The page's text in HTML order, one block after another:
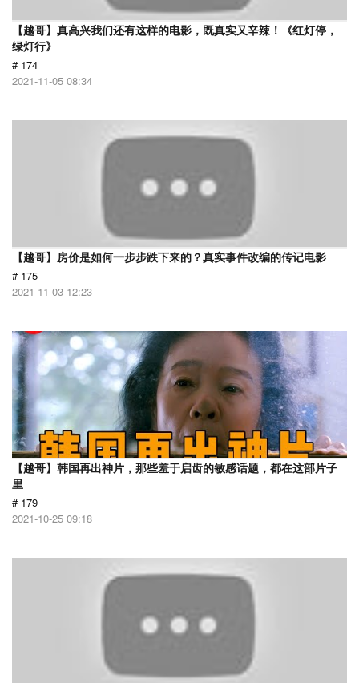
【越哥】真高兴我们还有这样的电影，既真实又辛辣！《红灯停，
绿灯行》
# 174
2021-11-05 08:34
【越哥】房价是如何一步步跌下来的？真实事件改编的传记电影
# 175
2021-11-03 12:23
【越哥】韩国再出神片，那些羞于启齿的敏感话题，都在这部片子
里
# 179
2021-10-25 09:18